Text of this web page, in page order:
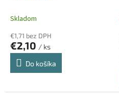
Skladom
€1,71 bez DPH
€2,10 / ks
Do košíka